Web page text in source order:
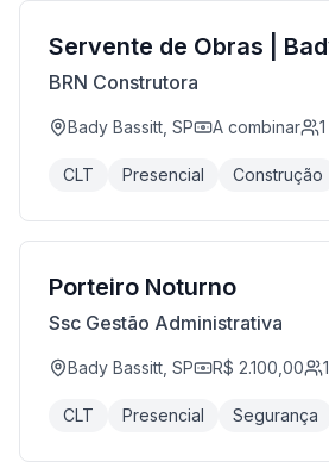
Servente de Obras |
BRN Construtora
Bady Bassitt, SP A combinar 1
CLT Presencial Construção
Porteiro Noturno
Ssc Gestão Administrativa
Bady Bassitt, SP R$ 2.100,00 1
CLT Presencial Segurança